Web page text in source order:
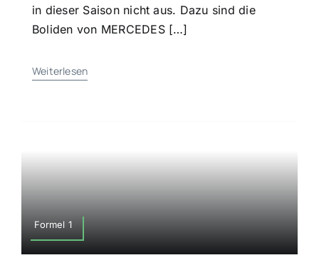
in dieser Saison nicht aus. Dazu sind die
Boliden von MERCEDES […]
Weiterlesen
Formel 1